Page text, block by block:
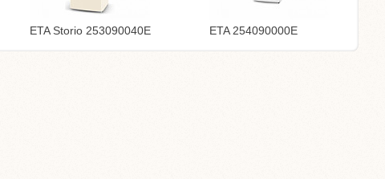
ETA Storio 253090040E ETA 254090000E